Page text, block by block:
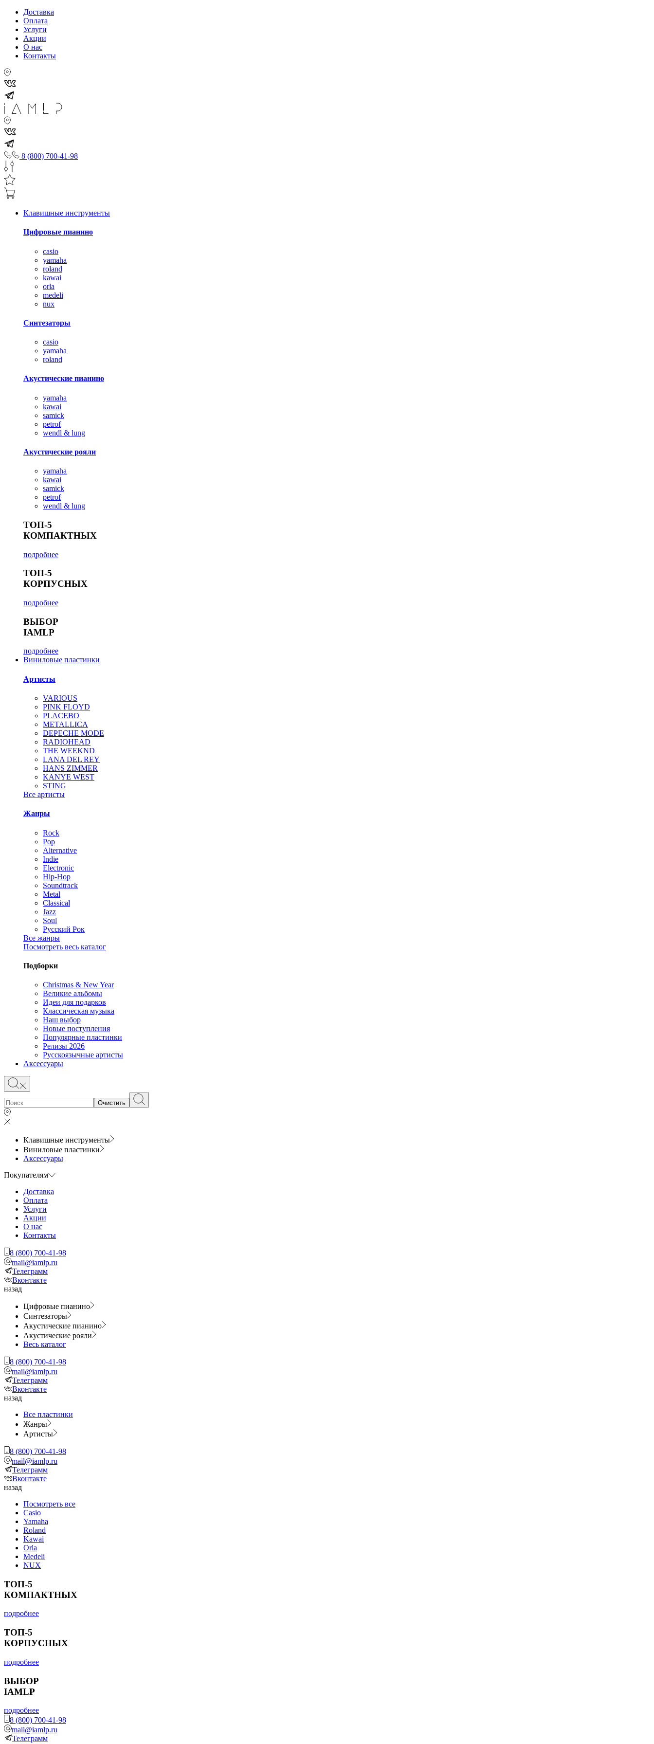
Доставка
Оплата
Услуги
Акции
О нас
Контакты
8 (800) 700-41-98
Клавишные инструменты
Цифровые пианино
casio
yamaha
roland
kawai
orla
medeli
nux
Синтезаторы
casio
yamaha
roland
Акустические пианино
yamaha
kawai
samick
petrof
wendl & lung
Акустические рояли
yamaha
kawai
samick
petrof
wendl & lung
ТОП-5
КОМПАКТНЫХ
подробнее
ТОП-5
КОРПУСНЫХ
подробнее
ВЫБОР
IAMLP
подробнее
Виниловые пластинки
Артисты
VARIOUS
PINK FLOYD
PLACEBO
METALLICA
DEPECHE MODE
RADIOHEAD
THE WEEKND
LANA DEL REY
HANS ZIMMER
KANYE WEST
STING
Все артисты
Жанры
Rock
Pop
Alternative
Indie
Electronic
Hip-Hop
Soundtrack
Metal
Classical
Jazz
Soul
Русский Рок
Все жанры
Посмотреть весь каталог
Подборки
Christmas & New Year
Великие альбомы
Идеи для подарков
Классическая музыка
Наш выбор
Новые поступления
Популярные пластинки
Релизы 2026
Русскоязычные артисты
Аксессуары
Очистить
Клавишные инструменты
Виниловые пластинки
Аксессуары
Покупателям
Доставка
Оплата
Услуги
Акции
О нас
Контакты
8 (800) 700-41-98
mail@iamlp.ru
Телеграмм
Вконтакте
назад
Цифровые пианино
Синтезаторы
Акустические пианино
Акустические рояли
Весь каталог
8 (800) 700-41-98
mail@iamlp.ru
Телеграмм
Вконтакте
назад
Все пластинки
Жанры
Артисты
8 (800) 700-41-98
mail@iamlp.ru
Телеграмм
Вконтакте
назад
Посмотреть все
Casio
Yamaha
Roland
Kawai
Orla
Medeli
NUX
ТОП-5
КОМПАКТНЫХ
подробнее
ТОП-5
КОРПУСНЫХ
подробнее
ВЫБОР
IAMLP
подробнее
8 (800) 700-41-98
mail@iamlp.ru
Телеграмм